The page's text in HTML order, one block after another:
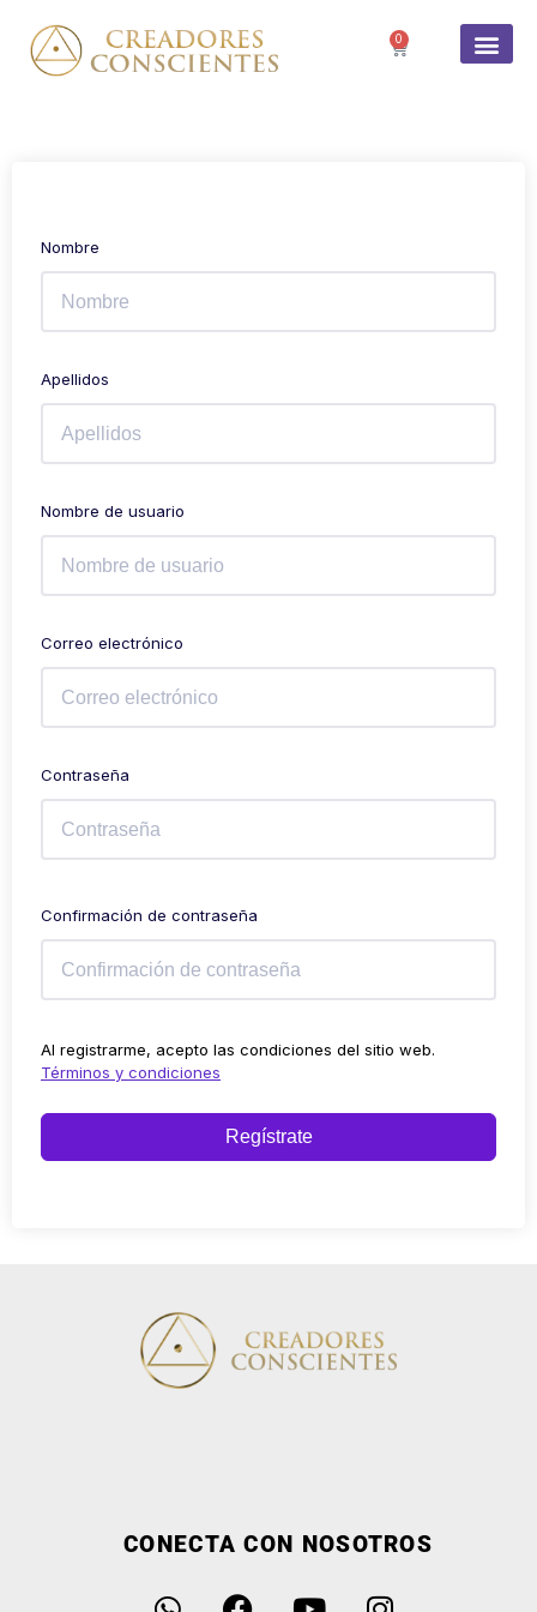
0
Nombre
Apellidos
Nombre de usuario
Correo electrónico
Contraseña
Confirmación de contraseña
Al registrarme, acepto las condiciones del sitio web.
Términos y condiciones
Regístrate
CONECTA CON NOSOTROS